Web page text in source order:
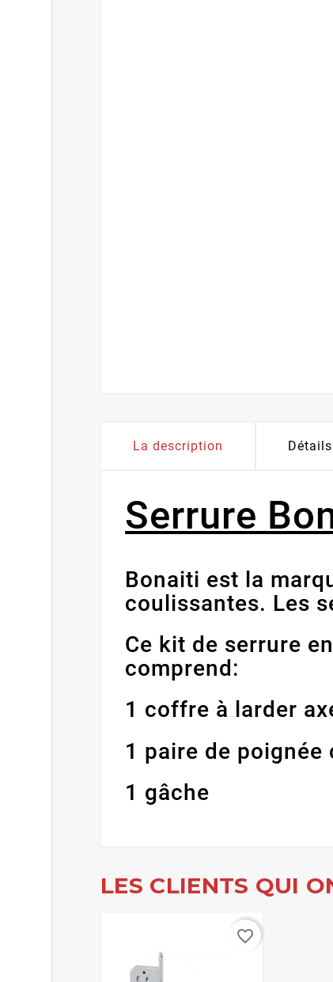
La description
Serrure
Bonaiti est la
coulissantes. Les
Ce kit de serrure
comprend:
1 coffre à larder
1 paire de
1 gâche
LES CLIENTS QUI
favorite_border